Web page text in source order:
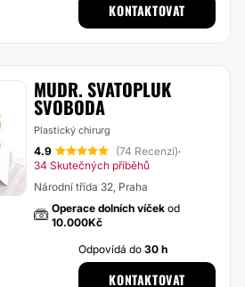
KONTAKTOVAT
MUDR. SVATOPLUK
SVOBODA
Plastický chirurg
4.9 (74 Recenzí)·
34 Skutečných příběhů
Národní třída 32, Praha
Operace dolních víček od
10.000Kč
Odpovídá do30 h
KONTAKTOVAT